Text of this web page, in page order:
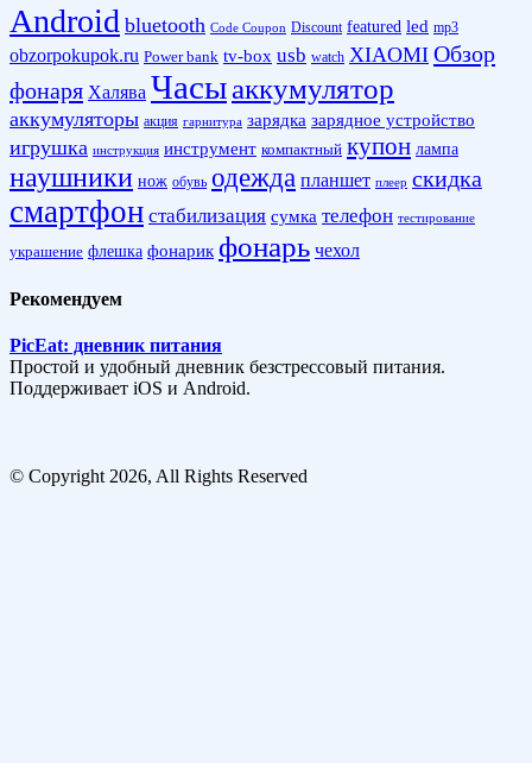
Android bluetooth Code Coupon Discount featured led mp3
obzorpokupok.ru Power bank tv-box usb watch XIAOMI Обзор
фонаря Халява Часыаккумулятор
аккумуляторы акция гарнитура зарядка зарядное устройство
игрушка инструкция инструмент компактный купон лампа
наушники нож обувь одежда планшет плеер скидка
смартфон стабилизация сумка телефон тестирование
украшение флешка фонарик фонарь чехол
Рекомендуем
PicEat: дневник питания
Простой и удобный дневник безстрессовый питания.
Поддерживает iOS и Android.
© Copyright 2026, All Rights Reserved